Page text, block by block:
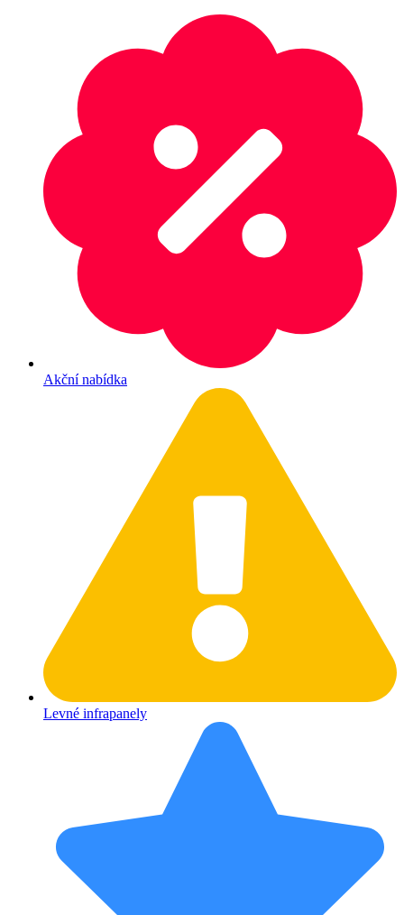
Akční nabídka
Levné infrapanely